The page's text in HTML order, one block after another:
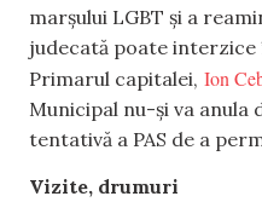
marșului LGBT și a
judecată poate
Primarul capitalei, Ion
Municipal nu-și va anula
tentativă a PAS de a
Vizite, drumuri